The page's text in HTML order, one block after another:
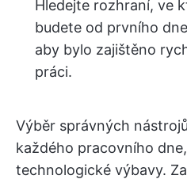
Hledejte rozhraní, ve
budete od prvního
aby bylo zajištěno
práci.
Výběr správných
každého pracovního
technologické výbavy.